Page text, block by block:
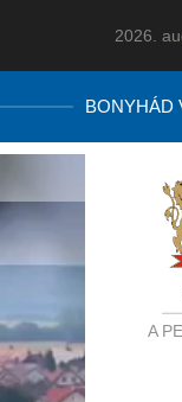
2026.
BONYHÁD
A